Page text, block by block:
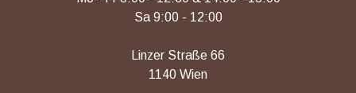
Sa 9:00 - 12:00
Linzer Straße 66
1140 Wien